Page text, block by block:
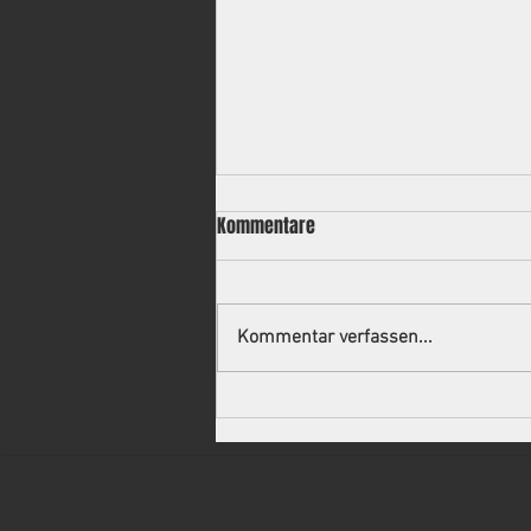
Neuer Trainer für die 2.
Mannschaft
Kommentare
Kommentar verfassen...